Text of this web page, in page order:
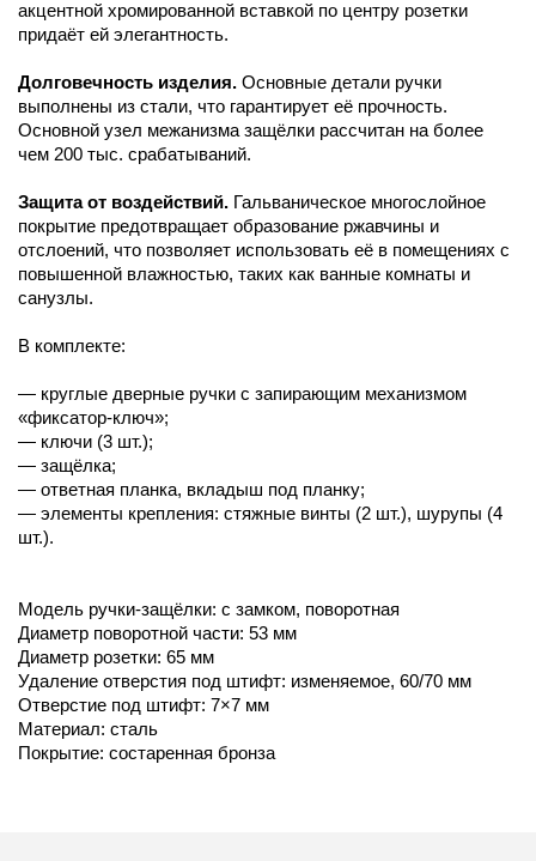
акцентной хромированной вставкой по центру розетки
придаёт ей элегантность.
Долговечность изделия. Основные детали ручки
выполнены из стали, что гарантирует её прочность.
Основной узел межанизма защёлки рассчитан на более
чем 200 тыс. срабатываний.
Защита от воздействий. Гальваническое многослойное
покрытие предотвращает образование ржавчины и
отслоений, что позволяет использовать её в помещениях с
повышенной влажностью, таких как ванные комнаты и
санузлы.
В комплекте:
— круглые дверные ручки с запирающим механизмом
«фиксатор-ключ»;
— ключи (3 шт.);
— защёлка;
— ответная планка, вкладыш под планку;
— элементы крепления: стяжные винты (2 шт.), шурупы (4
шт.).
Модель ручки-защёлки: с замком, поворотная
Диаметр поворотной части: 53 мм
Диаметр розетки: 65 мм
Удаление отверстия под штифт: изменяемое, 60/70 мм
Отверстие под штифт: 7×7 мм
Материал: сталь
Покрытие: состаренная бронза